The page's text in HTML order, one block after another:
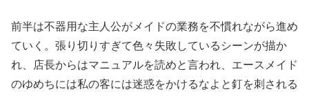
前半は不器用な主人公がメイドの業務を不慣れながら進め
ていく。張り切りすぎて色々失敗しているシーンが描か
れ、店長からはマニュアルを読めと言われ、エースメイド
のゆめちには私の客には迷惑をかけるなよと釘を刺される